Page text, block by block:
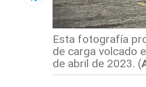
Esta fotografía
de carga volcado
de abril de 2023. (